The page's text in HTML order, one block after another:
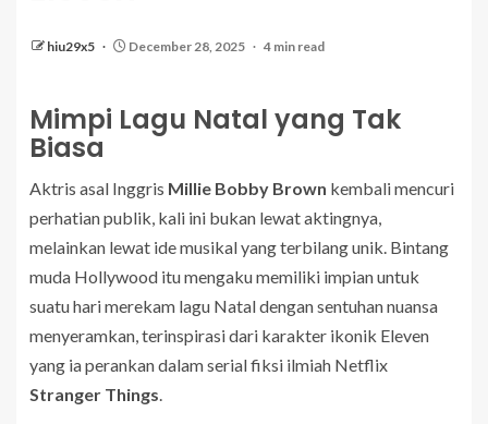
hiu29x5 December 28, 2025 4 min read
Mimpi Lagu Natal yang Tak
Biasa
Aktris asal Inggris Millie Bobby Brown kembali mencuri
perhatian publik, kali ini bukan lewat aktingnya,
melainkan lewat ide musikal yang terbilang unik. Bintang
muda Hollywood itu mengaku memiliki impian untuk
suatu hari merekam lagu Natal dengan sentuhan nuansa
menyeramkan, terinspirasi dari karakter ikonik Eleven
yang ia perankan dalam serial fiksi ilmiah Netflix
Stranger Things.